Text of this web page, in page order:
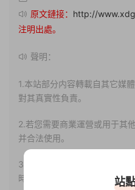
原文鏈接： http://
注明出處。
聲明：
1.本站部分内容轉載自其它媒
對其真實性負責。
2.若您需要商業運營或用于其
并合法使用。
3.如果本站有侵犯、不妥之處
時間解決！
站